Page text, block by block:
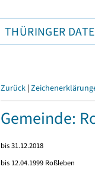
THÜRINGER
Zurück |
Gemeinde:
bis 31.12.2018
bis 12.04.1999 Roßleben